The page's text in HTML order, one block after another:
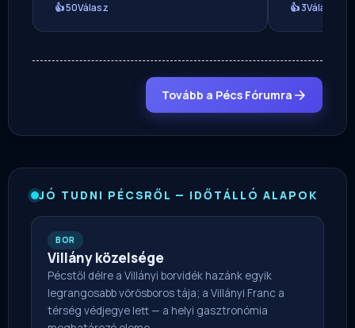
👍 50Válasz 👍 3Válasz
Tovább a Pécs Fórumra
JÓ TUDNI PÉCSRŐL — IDŐTÁLLÓ ALAPOK
BOR
Villány közelsége
Pécstől délre a Villányi borvidék hazánk egyik
legrangosabb vörösboros tája; a Villányi Franc a
térség védjegye lett — a helyi gasztronómia